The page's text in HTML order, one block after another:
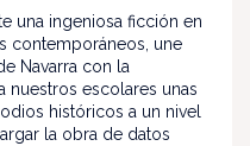
una ingeniosa ficción en
contemporáneos, une
Navarra con la
nuestros escolares unas
históricos a un nivel
la obra de datos